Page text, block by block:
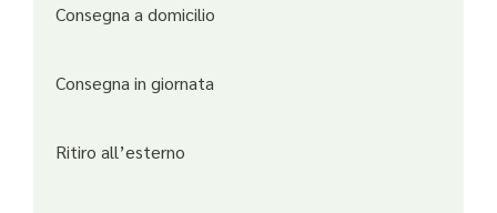
Consegna a domicilio
Consegna in giornata
Ritiro all’esterno